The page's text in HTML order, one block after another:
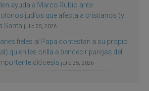
ayuda a Marco Rubio ante
judíos que afecta a cristianos (y
Santa julio 25, 2026
fieles al Papa contestan a su propio
quien les orilla a bendecir parejas del
diócesis julio 25, 2026